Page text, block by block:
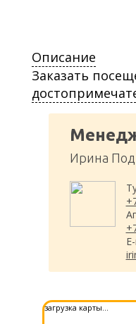
Описание
Заказать
Ирина
загрузка карты...